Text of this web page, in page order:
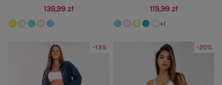
139,99 zł 119,99 zł
+1
-13% -20%